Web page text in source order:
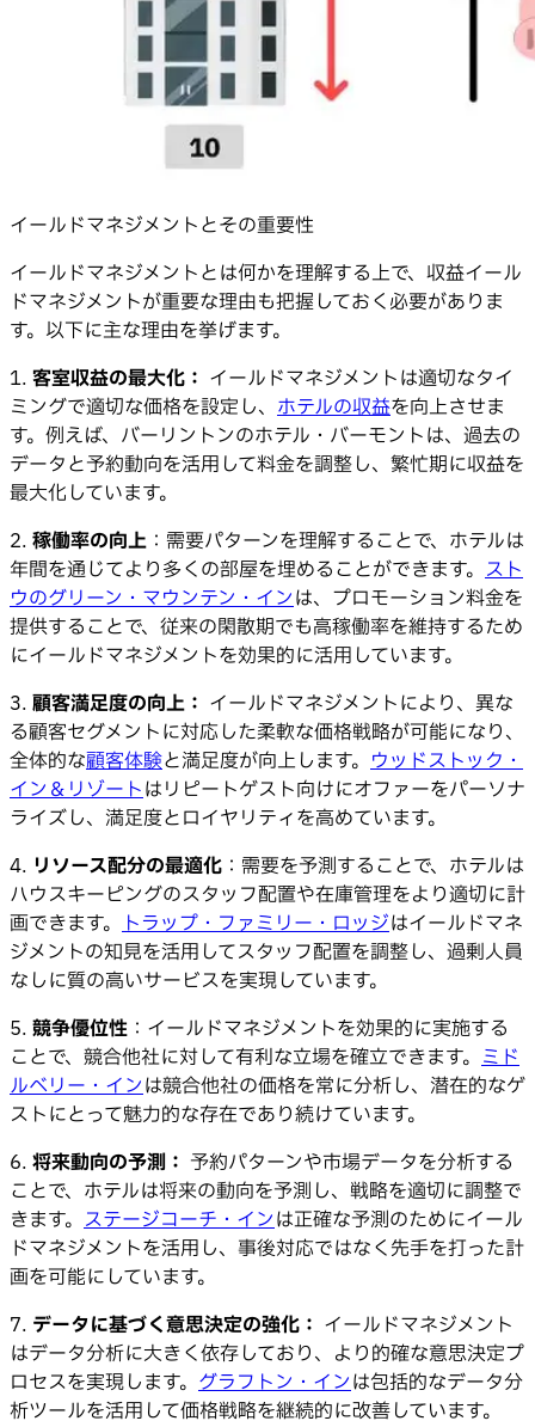
イールドマネジメントとその重要性
イールドマネジメントとは何かを理解する上で、収益イール
ドマネジメントが重要な理由も把握しておく必要がありま
す。以下に主な理由を挙げます。
1. 客室収益の最大化： イールドマネジメントは適切なタイ
ミングで適切な価格を設定し、 ホテルの収益を向上させま
す。例えば、バーリントンのホテル・バーモントは、過去の
データと予約動向を活用して料金を調整し、繁忙期に収益を
最大化しています。
2. 稼働率の向上 ：需要パターンを理解することで、ホテルは
年間を通じてより多くの部屋を埋めることができます。 スト
ウのグリーン・マウンテン・インは、プロモーション料金を
提供することで、従来の閑散期でも高稼働率を維持するため
にイールドマネジメントを効果的に活用しています。
3. 顧客満足度の向上： イールドマネジメントにより、異な
る顧客セグメントに対応した柔軟な価格戦略が可能になり、
全体的な顧客体験と満足度が向上します。 ウッドストック・
イン＆リゾートはリピートゲスト向けにオファーをパーソナ
ライズし、満足度とロイヤリティを高めています。
4. リソース配分の最適化 ：需要を予測することで、ホテルは
ハウスキーピングのスタッフ配置や在庫管理をより適切に計
画できます。
トラップ・ファミリー・ロッジはイールドマネ
ジメントの知見を活用してスタッフ配置を調整し、過剰人員
なしに質の高いサービスを実現しています。
5. 競争優位性 ：イールドマネジメントを効果的に実施する
ことで、競合他社に対して有利な立場を確立できます。 ミド
ルベリー・インは競合他社の価格を常に分析し、潜在的なゲ
ストにとって魅力的な存在であり続けています。
6. 将来動向の予測： 予約パターンや市場データを分析する
ことで、ホテルは将来の動向を予測し、戦略を適切に調整で
きます。 ステージコーチ・インは正確な予測のためにイール
ドマネジメントを活用し、事後対応ではなく先手を打った計
画を可能にしています。
7. データに基づく意思決定の強化： イールドマネジメント
はデータ分析に大きく依存しており、より的確な意思決定プ
ロセスを実現します。 グラフトン・インは包括的なデータ分
析ツールを活用して価格戦略を継続的に改善しています。